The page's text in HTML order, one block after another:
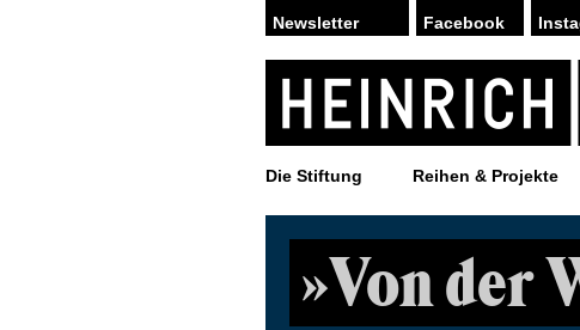
Facebook
Die Stiftung Reihen & Projekte
»Von der